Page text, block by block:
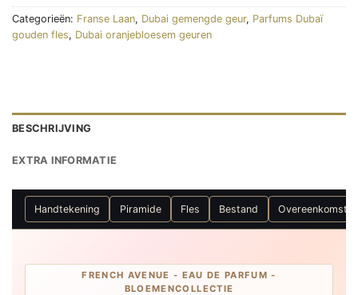
Categorieën: Franse Laan, Dubai gemengde geur, Parfums Dubaï
gouden fles, Dubai oranjebloesem geuren
BESCHRIJVING
EXTRA INFORMATIE
Handtekening Piramide Fles Bestand Overeenkomsten
FRENCH AVENUE - EAU DE PARFUM -
BLOEMENCOLLECTIE